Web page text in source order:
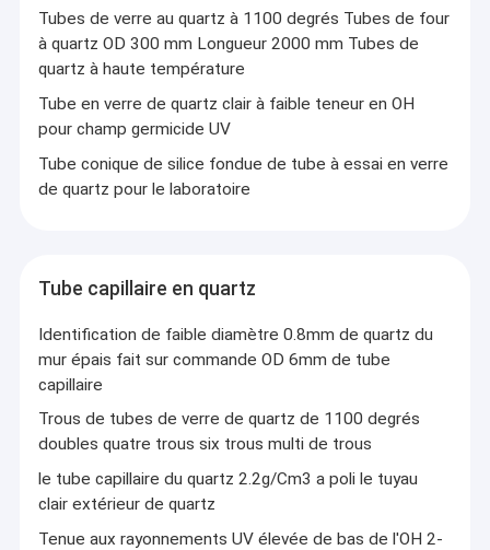
Tubes de verre au quartz à 1100 degrés Tubes de four
à quartz OD 300 mm Longueur 2000 mm Tubes de
quartz à haute température
Tube en verre de quartz clair à faible teneur en OH
pour champ germicide UV
Tube conique de silice fondue de tube à essai en verre
de quartz pour le laboratoire
Tube capillaire en quartz
Identification de faible diamètre 0.8mm de quartz du
mur épais fait sur commande OD 6mm de tube
capillaire
Trous de tubes de verre de quartz de 1100 degrés
doubles quatre trous six trous multi de trous
le tube capillaire du quartz 2.2g/Cm3 a poli le tuyau
clair extérieur de quartz
Tenue aux rayonnements UV élevée de bas de l'OH 2-